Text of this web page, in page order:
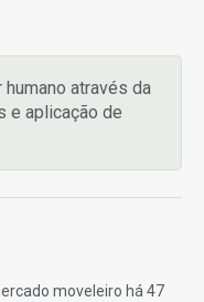
através da
e aplicação de
moveleiro há 47